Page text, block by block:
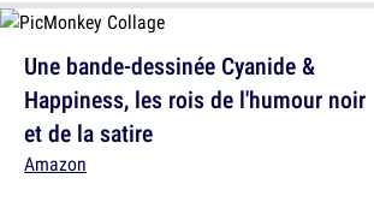
Une bande-dessinée Cyanide &
Happiness, les rois de l'humour noir
et de la satire
Amazon